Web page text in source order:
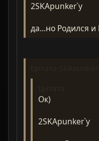
2SKApunker`у
да...но Родился и
Ок)
2SKApunker`у